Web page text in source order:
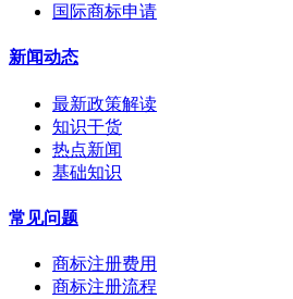
国际商标申请
新闻动态
最新政策解读
知识干货
热点新闻
基础知识
常见问题
商标注册费用
商标注册流程